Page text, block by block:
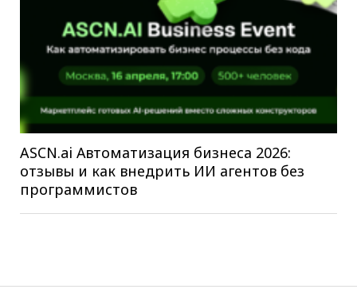
ASCN.ai Автоматизация бизнеса 2026:
отзывы и как внедрить ИИ агентов без
программистов